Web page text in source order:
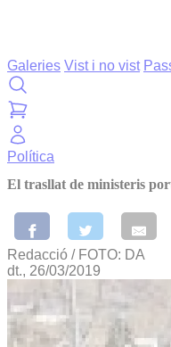
Galeries Vist i no vist
Política
El trasllat de ministeris
Redacció / FOTO: DA
dt., 26/03/2019